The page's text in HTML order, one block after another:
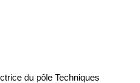
du pôle Techniques